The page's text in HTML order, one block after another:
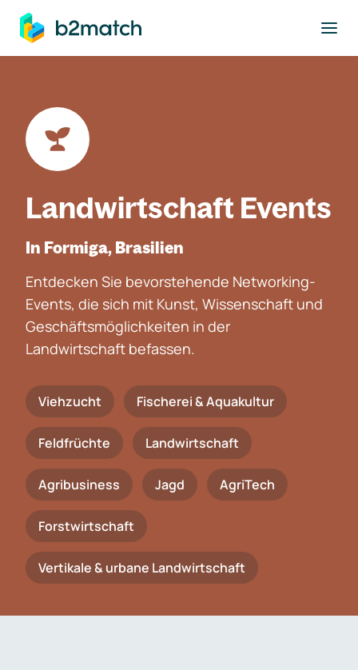
springen
Landwirtschaft Events
In Formiga, Brasilien
Entdecken Sie bevorstehende Networking-
Events, die sich mit Kunst, Wissenschaft und
Geschäftsmöglichkeiten in der
Landwirtschaft befassen.
Viehzucht Fischerei & Aquakultur
Feldfrüchte Landwirtschaft
Agribusiness Jagd AgriTech
Forstwirtschaft
Vertikale & urbane Landwirtschaft